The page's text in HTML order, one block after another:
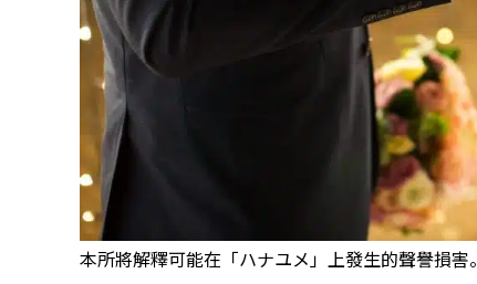
本所將解釋可能在「ハナユメ」上發生的聲譽損害。